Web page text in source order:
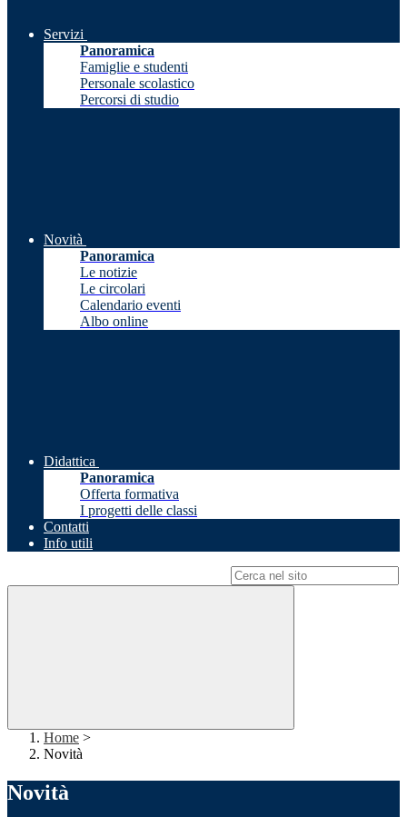
Servizi
Panoramica
Famiglie e studenti
Personale scolastico
Percorsi di studio
Novità
Panoramica
Le notizie
Le circolari
Calendario eventi
Albo online
Didattica
Panoramica
Offerta formativa
I progetti delle classi
Contatti
Info utili
Home >
Novità
Novità